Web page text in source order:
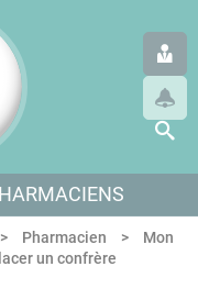
Pharmacien
Mon
un confrère